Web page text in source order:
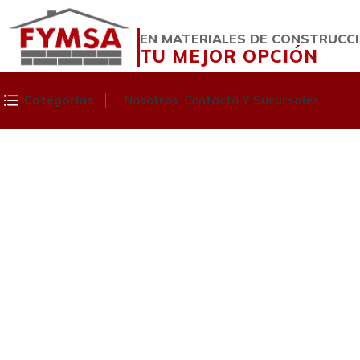
EN MATERIALES DE
TU MEJOR OPCIÓN
Categorías Nosotros Contacto Y Sucursales